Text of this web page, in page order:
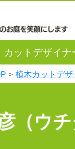
カットデザイナ
植木カットデ
（ウ